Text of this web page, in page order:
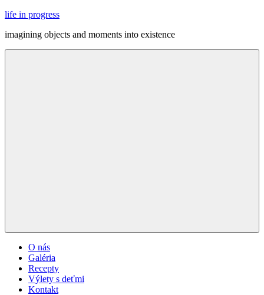
Skip
content
life in progress
imagining objects and moments into existence
O nás
Galéria
Recepty
Výlety s deťmi
Kontakt